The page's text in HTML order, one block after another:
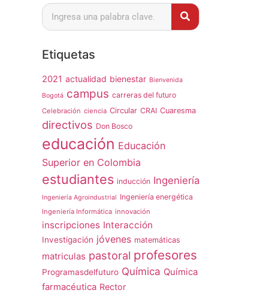
Etiquetas
2021 actualidad bienestar Bienvenida
Bogotá campus carreras del futuro
Celebración ciencia Circular CRAI Cuaresma
directivos Don Bosco
educación Educación
Superior en Colombia
estudiantes inducción Ingeniería
Ingeniería Agroindustrial Ingeniería energética
Ingeniería Informática innovación
inscripciones Interacción
Investigación jóvenes matemáticas
matriculas pastoral profesores
Programasdelfuturo Química Química
farmacéutica Rector